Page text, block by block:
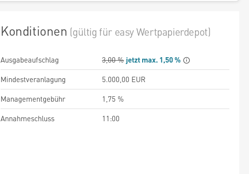
Konditionen (gültig für easy Wertpapierdepot)
Ausgabeaufschlag 3,00 % jetzt max. 1,50 %
Mindestveranlagung
5.000,00 EUR
Managementgebühr
1,75 %
Annahmeschluss
11:00